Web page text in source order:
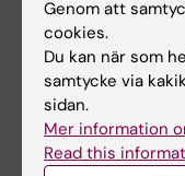
Soft tissue
relatives
palliative care
Journal of
19, p.1040-1048
Genom att
cookies.
Du kan när som
samtycke via
sidan.
Mer information
Read this